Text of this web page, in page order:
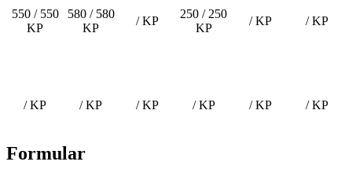
550 / 550
KP
580 / 580
KP
/ KP
250 / 250
KP
/ KP / KP
/ KP / KP / KP / KP / KP / KP
Formular